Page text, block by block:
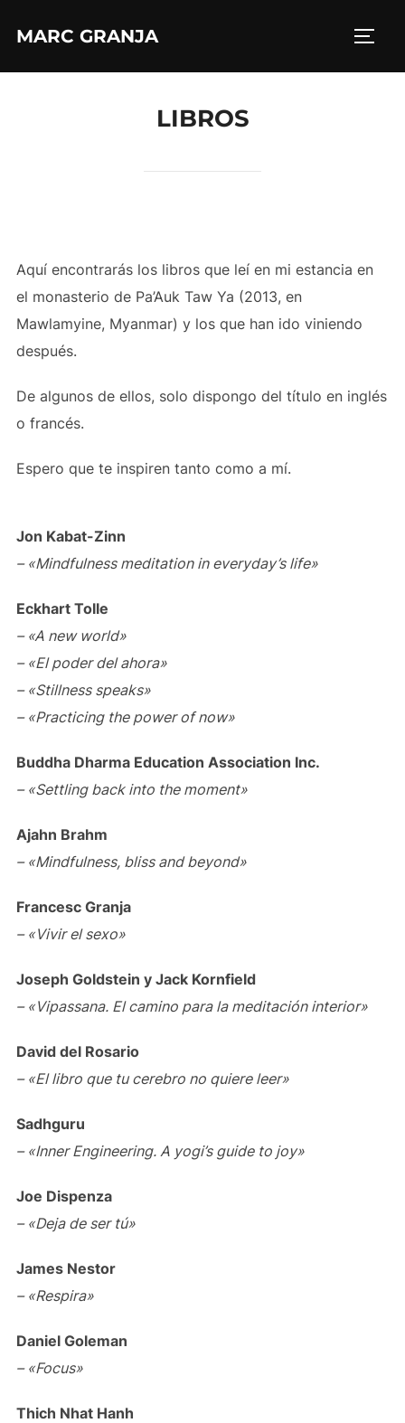
MARC GRANJA
LIBROS
Aquí encontrarás los libros que leí en mi estancia en
el monasterio de Pa’Auk Taw Ya (2013, en
Mawlamyine, Myanmar) y los que han ido viniendo
después.
De algunos de ellos, solo dispongo del título en inglés
o francés.
Espero que te inspiren tanto como a mí.
Jon Kabat-Zinn
– «Mindfulness meditation in everyday’s life»
Eckhart Tolle
– «A new world»
– «El poder del ahora»
– «Stillness speaks»
– «Practicing the power of now»
Buddha Dharma Education Association Inc.
– «Settling back into the moment»
Ajahn Brahm
– «Mindfulness, bliss and beyond»
Francesc Granja
– «Vivir el sexo»
Joseph Goldstein y Jack Kornfield
– «Vipassana. El camino para la meditación interior»
David del Rosario
– «El libro que tu cerebro no quiere leer»
Sadhguru
– «Inner Engineering. A yogi’s guide to joy»
Joe Dispenza
– «Deja de ser tú»
James Nestor
– «Respira»
Daniel Goleman
– «Focus»
Thich Nhat Hanh